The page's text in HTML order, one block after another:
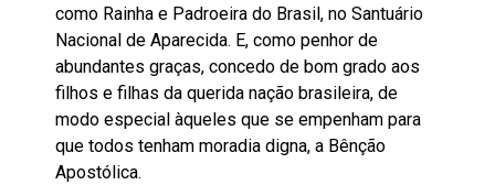
como Rainha e Padroeira do Brasil, no Santuário
Nacional de Aparecida. E, como penhor de
abundantes graças, concedo de bom grado aos
filhos e filhas da querida nação brasileira, de
modo especial àqueles que se empenham para
que todos tenham moradia digna, a Bênção
Apostólica.